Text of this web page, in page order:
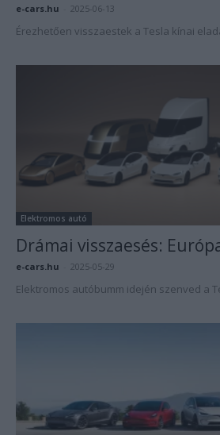
e-cars.hu 2025-06-13
Érezhetően visszaestek a Tesla kínai
Elektromos autó
Drámai visszaesés:
e-cars.hu 2025-05-29
Elektromos autóbumm idején szenved a